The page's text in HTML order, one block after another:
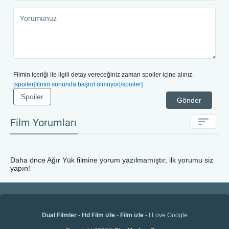
Filmin içeriği ile ilgili detay vereceğiniz zaman spoiler içine alınız.
[spoiler]filmin sonunda başrol ölmüyor[/spoiler]
Gönder
Spoiler
Film Yorumları
Daha önceAğır Yük filmine yorum yazılmamıştır, ilk yorumu siz
yapın!
Dual Filmler- Hd Film izle- Film izle- I Love Google